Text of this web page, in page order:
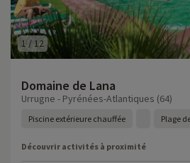
1 /12
Domaine de Lana
Urrugne - Pyrénées-Atlantiques (64)
Piscine extérieure chauffée Plage
Découvrir activités à proximité